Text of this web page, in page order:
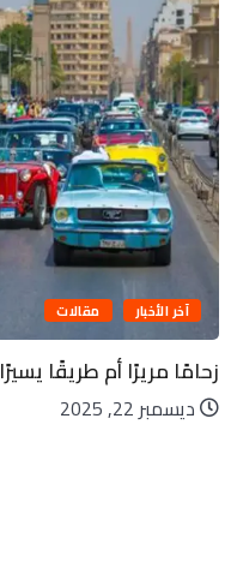
آخر الأخبار مقالات
زحامًا مريرًا أم طريقًا يسيرًا
ديسمبر 22, 2025